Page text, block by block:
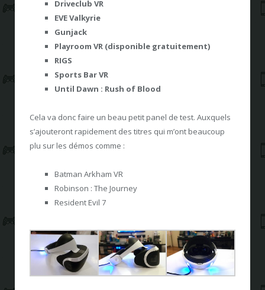
Driveclub VR
EVE Valkyrie
Gunjack
Playroom VR (disponible gratuitement)
RIGS
Sports Bar VR
Until Dawn : Rush of Blood
Cela va donc faire un beau petit panel de test. Auxquels
s’ajouteront rapidement des titres qui m’ont beaucoup
plu sur les démos comme :
Batman Arkham VR
Robinson : The Journey
Resident Evil 7